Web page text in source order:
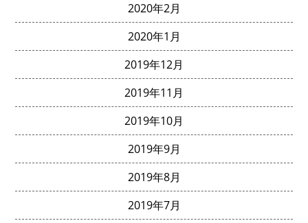
2020年2月
2020年1月
2019年12月
2019年11月
2019年10月
2019年9月
2019年8月
2019年7月